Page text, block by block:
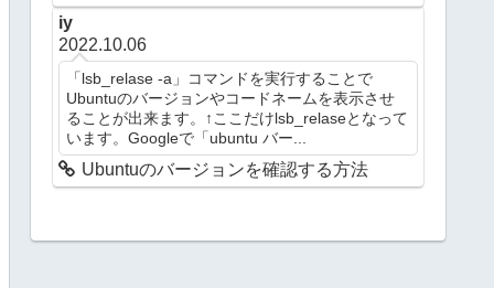
iy
2022.10.06
「lsb_relase -a」コマンドを実行することで
Ubuntuのバージョンやコードネームを表示させ
ることが出来ます。↑ここだけlsb_relaseとなって
います。Googleで「ubuntu バー...
Ubuntuのバージョンを確認する方法